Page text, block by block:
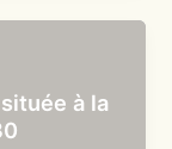
à la